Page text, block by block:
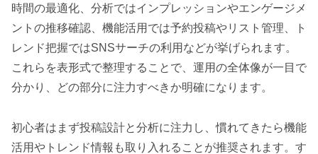
時間の最適化、分析ではインプレッションやエンゲージメ
ントの推移確認、機能活用では予約投稿やリスト管理、ト
レンド把握ではSNSサーチの利用などが挙げられます。
これらを表形式で整理することで、運用の全体像が一目で
分かり、どの部分に注力すべきか明確になります。
初心者はまず投稿設計と分析に注力し、慣れてきたら機能
活用やトレンド情報も取り入れることが推奨されます。す